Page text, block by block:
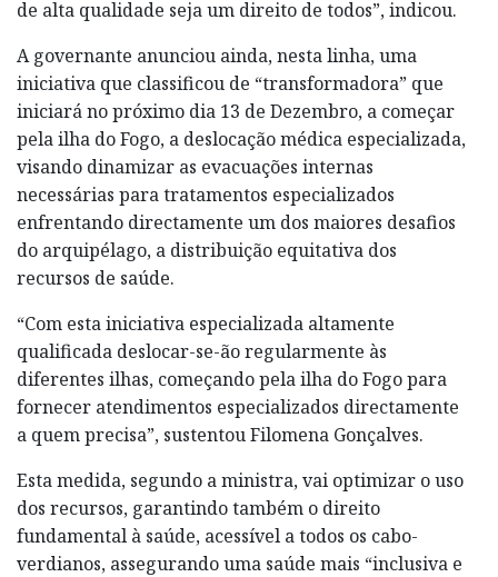
de alta qualidade seja um direito de todos”, indicou.
A governante anunciou ainda, nesta linha, uma
iniciativa que classificou de “transformadora” que
iniciará no próximo dia 13 de Dezembro, a começar
pela ilha do Fogo, a deslocação médica especializada,
visando dinamizar as evacuações internas
necessárias para tratamentos especializados
enfrentando directamente um dos maiores desafios
do arquipélago, a distribuição equitativa dos
recursos de saúde.
“Com esta iniciativa especializada altamente
qualificada deslocar-se-ão regularmente às
diferentes ilhas, começando pela ilha do Fogo para
fornecer atendimentos especializados directamente
a quem precisa”, sustentou Filomena Gonçalves.
Esta medida, segundo a ministra, vai optimizar o uso
dos recursos, garantindo também o direito
fundamental à saúde, acessível a todos os cabo-
verdianos, assegurando uma saúde mais “inclusiva e